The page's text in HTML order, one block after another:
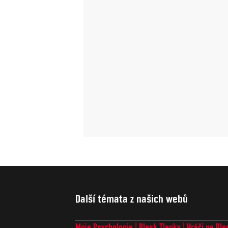
Další témata z našich webů